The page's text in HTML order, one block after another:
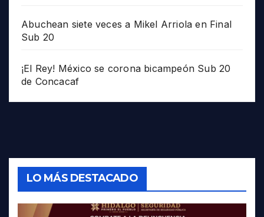
Abuchean siete veces a Mikel Arriola en Final
Sub 20
¡El Rey! México se corona bicampeón Sub 20
de Concacaf
LO MÁS DESTACADO